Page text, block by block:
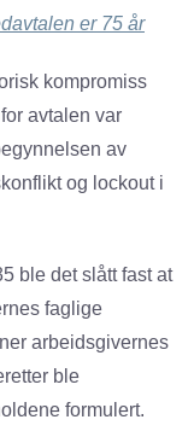
er 75 år
kompromiss
avtalen var
av
og lockout i
ble det slått fast at
faglige
arbeidsgivernes
ble
formulert.